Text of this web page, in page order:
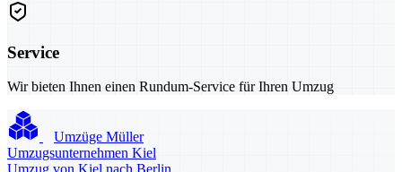
Service
Wir bieten Ihnen einen Rundum-Service für Ihren Umzug
Umzüge Müller
Umzugsunternehmen Kiel